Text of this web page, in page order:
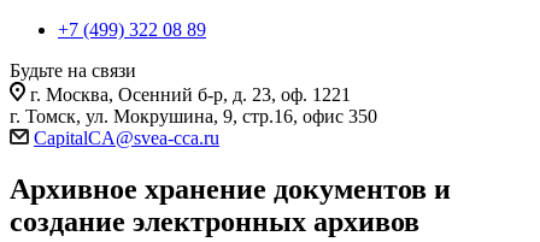
+7 (499) 322 08 89
Будьте на связи
г. Москва, Осенний б-р, д. 23, оф. 1221
г. Томск, ул. Мокрушина, 9, стр.16, офис 350
CapitalCA@svea-cca.ru
Архивное хранение документов и
создание электронных архивов